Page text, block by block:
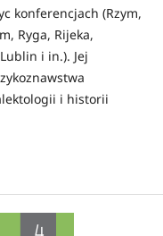
konferencjach (Rzym,
Ryga, Rijeka,
i in.). Jej
i historii